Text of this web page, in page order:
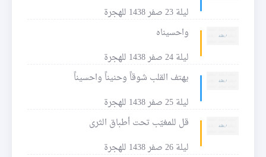
ليلة 23 صفر 1438 للهجرة
واحسيناه
ليلة 24 صفر 1438 للهجرة
يهتف القلب شوقاً وحنيناً واحسيناً
ليلة 25 صفر 1438 للهجرة
قل للمغيّب تحت أطباق الثرى
ليلة 26 صفر 1438 للهجرة